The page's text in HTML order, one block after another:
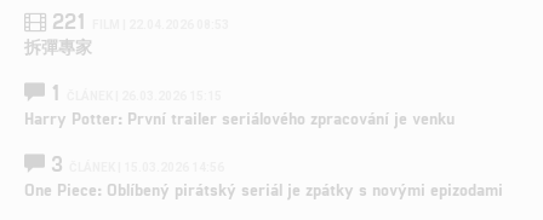
221
拆彈專家
1
Harry Potter: První trailer seriálového zpracování je venku
3
One Piece: Oblíbený pirátský seriál je zpátky s novými epizodami